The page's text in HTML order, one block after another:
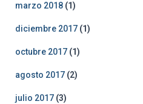
marzo 2018 (1)
diciembre 2017 (1)
octubre 2017 (1)
agosto 2017 (2)
julio 2017 (3)